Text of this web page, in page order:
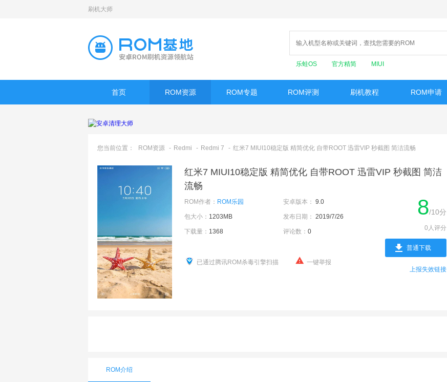
刷机大师
乐蛙OS 官方精简 MIUI
首页 ROM资源 ROM专题 ROM评测 刷机教程 ROM申请
您当前位置： ROM资源 - Redmi - Redmi 7 - 红米7 MIUI10稳定版 精简优化 自带ROOT 迅雷VIP 秒截图 简洁流畅
红米7 MIUI10稳定版 精简优化 自带ROOT 迅雷VIP 秒截图 简洁
流畅
ROM作者： ROM乐园 安卓版本： 9.0
包大小： 1203MB 发布日期： 2019/7/26
下载量： 1368 评论数： 0
已通过腾讯ROM杀毒引擎扫描 一键举报
8/10分
0人评分
普通下载
上报失效链接
ROM介绍